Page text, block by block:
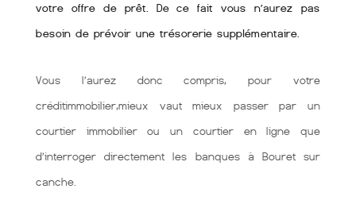
votre offre de prêt. De ce fait vous n’aurez pas
besoin de prévoir une trésorerie supplémentaire.
Vous l’aurez donc compris, pour votre
créditimmobilier,mieux vaut mieux passer par un
courtier immobilier ou un courtier en ligne que
d’interroger directement les banques à Bouret sur
canche.